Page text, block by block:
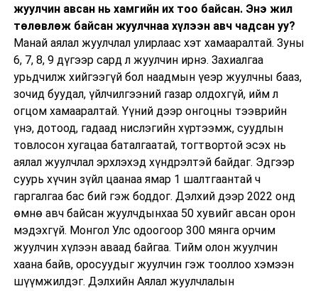
жуулчин авсан нь хамгийн их тоо байсан. Энэ жил
төлөвлөж байсан жуулчнаа хүлээн авч чадсан уу?
Манай аялал жуулчлал улирлаас хэт хамааралтай. Зуны
6, 7, 8, 9 дүгээр сард л жуулчин ирнэ. Захиалгаа
урьдчилж хийгээгүй бол наадмын үеэр жуулчны бааз,
зочид буудал, үйлчилгээний газар олдохгүй, ийм л
огцом хамааралтай. Үүний дээр онгоцны тээврийн
үнэ, дотоод, гадаад нислэгийн хүртээмж, суудлын
товлосон хугацаа баталгаатай, тогтвортой эсэх нь
аялал жуулчлал эрхлэхэд хүндрэлтэй байдаг. Эдгээр
суурь хүчин зүйл цаанаа ямар 1 шалтгаантай ч
гаргалгаа бас бий гэж боддог. Дэлхий дээр 2022 онд
өмнө авч байсан жуулчдынхаа 50 хувийг авсан орон
мэдэхгүй. Монгол Улс одоогоор 300 мянга орчим
жуулчин хүлээн аваад байгаа. Тийм олон жуулчин
хаана байв, оросуудыг жуулчин гэж тооллоо хэмээн
шүүмжилдэг. Дэлхийн Аялал жуулчлалын